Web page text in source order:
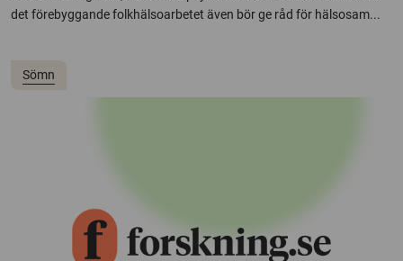
det förebyggande folkhälsoarbetet även bör ge råd för hälsosam...
Sömn